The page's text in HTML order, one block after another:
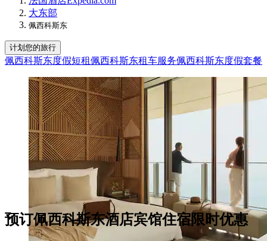
大东部
佩西科斯东
计划您的旅行
佩西科斯东度假短租佩西科斯东租车服务佩西科斯东度假套餐
预订佩西科斯东酒店宾馆住宿限时优惠